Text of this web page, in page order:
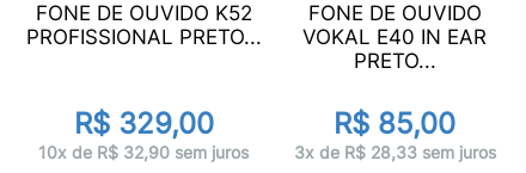
FONE DE OUVIDO K52
PROFISSIONAL PRETO...
R$ 329,00
10x de R$ 32,90 sem juros
FONE DE OUVIDO
VOKAL E40 IN EAR
PRETO...
R$ 85,00
3x de R$ 28,33 sem juros